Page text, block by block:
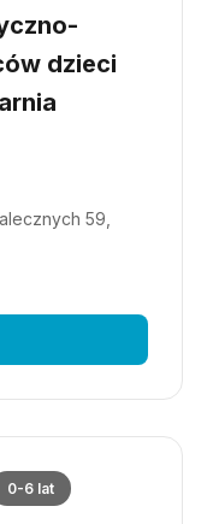
dzieci
59,
0-6 lat